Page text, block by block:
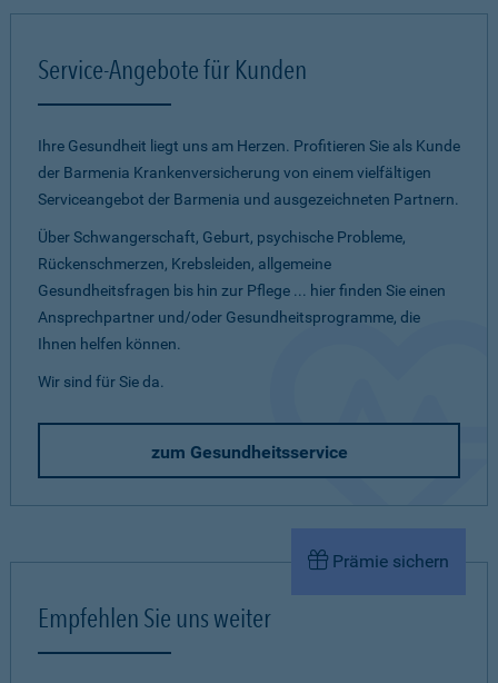
Service-Angebote für Kunden
Ihre Gesundheit liegt uns am Herzen. Profitieren Sie als Kunde
der Barmenia Krankenversicherung von einem vielfältigen
Serviceangebot der Barmenia und ausgezeichneten Partnern.
Über Schwangerschaft, Geburt, psychische Probleme,
Rückenschmerzen, Krebsleiden, allgemeine
Gesundheitsfragen bis hin zur Pflege ... hier finden Sie einen
Ansprechpartner und/oder Gesundheitsprogramme, die
Ihnen helfen können.
Wir sind für Sie da.
zum Gesundheitsservice
Prämie sichern
Empfehlen Sie uns weiter